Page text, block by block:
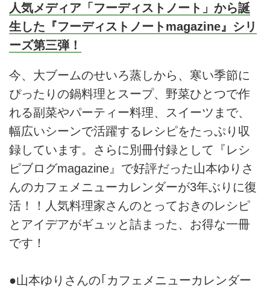
人気メディア「フーディストノート」から誕
生した『フーディストノートmagazine』シリ
ーズ第三弾！
今、大ブームのせいろ蒸しから、寒い季節に
ぴったりの鍋料理とスープ、野菜ひとつで作
れる副菜やパーティー料理、スイーツまで、
幅広いシーンで活躍するレシピをたっぷり収
録しています。さらに別冊付録として『レシ
ピブログmagazine』で好評だった山本ゆりさ
んのカフェメニューカレンダーが3年ぶりに復
活！！人気料理家さんのとっておきのレシピ
とアイデアがギュッと詰まった、お得な一冊
です！
●山本ゆりさんの｢カフェメニューカレンダー